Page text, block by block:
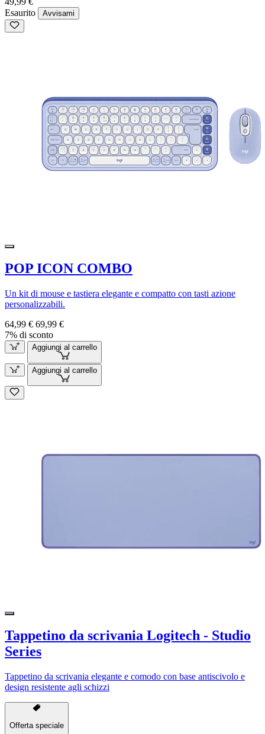
Esaurito
Avvisami
POP ICON COMBO
Un kit di mouse e tastiera elegante e compatto con tasti azione
personalizzabili.
64,99 € 69,99 €
7% di sconto
Aggiungi al carrello
Aggiungi al carrello
Tappetino da scrivania Logitech - Studio
Series
Tappetino da scrivania elegante e comodo con base antiscivolo e
design resistente agli schizzi
Offerta speciale